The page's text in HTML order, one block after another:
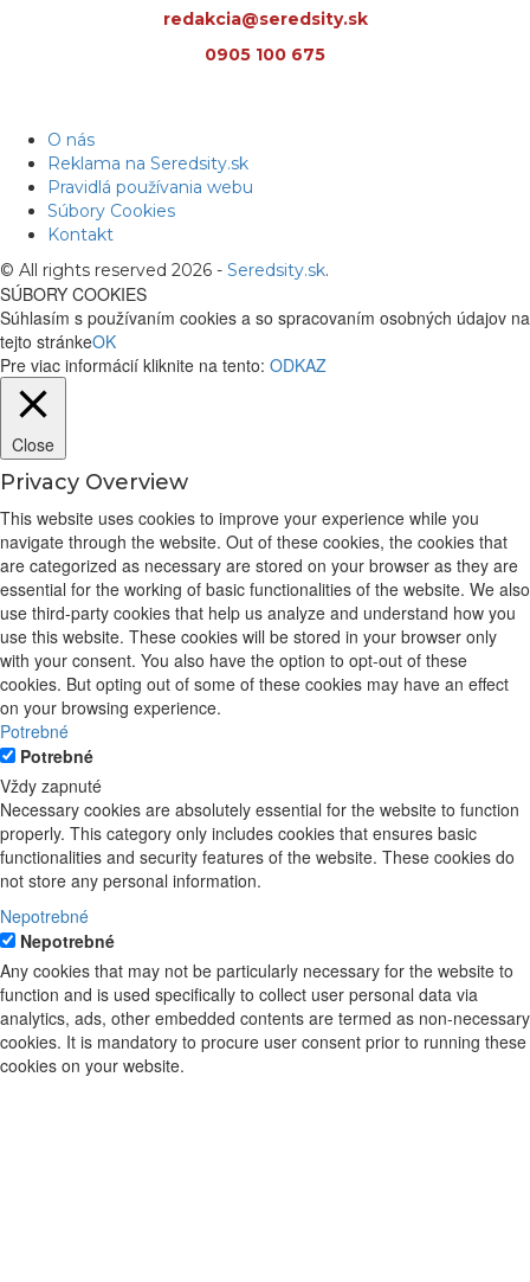
redakcia@seredsity.sk
0905 100 675
O nás
Reklama na Seredsity.sk
Pravidlá používania webu
Súbory Cookies
Kontakt
© All rights reserved 2026 - Seredsity.sk.
SÚBORY COOKIES
Súhlasím s používaním cookies a so spracovaním osobných údajov na
tejto stránkeOK
Pre viac informácií kliknite na tento: ODKAZ
Close
Privacy Overview
This website uses cookies to improve your experience while you
navigate through the website. Out of these cookies, the cookies that
are categorized as necessary are stored on your browser as they are
essential for the working of basic functionalities of the website. We also
use third-party cookies that help us analyze and understand how you
use this website. These cookies will be stored in your browser only
with your consent. You also have the option to opt-out of these
cookies. But opting out of some of these cookies may have an effect
on your browsing experience.
Potrebné
Potrebné
Vždy zapnuté
Necessary cookies are absolutely essential for the website to function
properly. This category only includes cookies that ensures basic
functionalities and security features of the website. These cookies do
not store any personal information.
Nepotrebné
Nepotrebné
Any cookies that may not be particularly necessary for the website to
function and is used specifically to collect user personal data via
analytics, ads, other embedded contents are termed as non-necessary
cookies. It is mandatory to procure user consent prior to running these
cookies on your website.